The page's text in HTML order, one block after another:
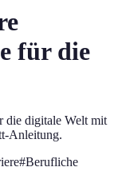
für die
die digitale Welt mit
Anleitung.
#Berufliche